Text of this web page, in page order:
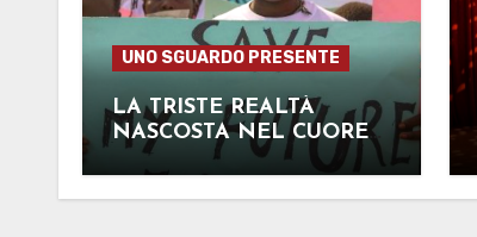
UNO SGUARDO PRESENTE
LA TRISTE REALTÀ
NASCOSTA NEL CUORE
DELL’AFRICA